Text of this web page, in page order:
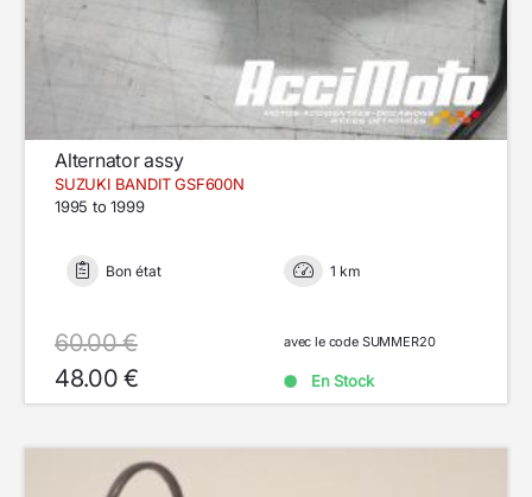
Alternator assy
SUZUKI BANDIT GSF600N
1995 to 1999
Bon état 1 km
60.00 €
48.00 €
avec le code SUMMER20
En Stock